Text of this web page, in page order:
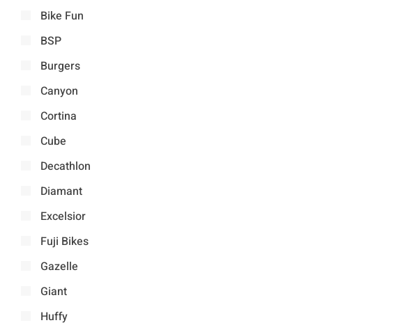
Bike Fun
BSP
Burgers
Canyon
Cortina
Cube
Decathlon
Diamant
Excelsior
Fuji Bikes
Gazelle
Giant
Huffy